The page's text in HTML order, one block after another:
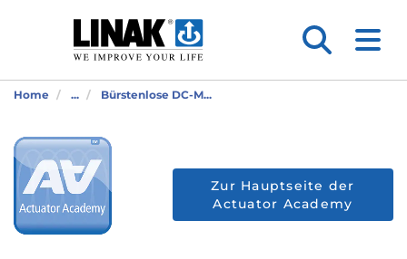
Home ... Bürstenlose DC-M...
Zur Hauptseite der
Actuator Academy